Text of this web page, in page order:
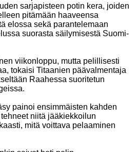
sarjapisteen potin kera, joiden
pitämään haaveensa
elossa sekä parantelemaan
suorasta säilymisestä Suomi-
viikonloppu, mutta pelillisesti
tokaisi Titaanien päävalmentaja
Raahessa suoritetun
painoi ensimmäisten kahden
niitä jääkiekkoilun
mitä voittava pelaaminen